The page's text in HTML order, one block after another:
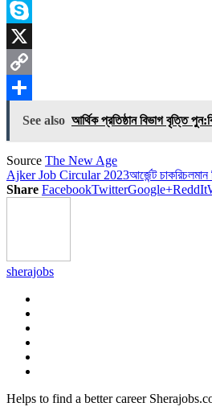
Messenger
Skype
X
Copy
Link
Share
See also আর্থিক প্রতিষ্ঠান বিভাগ বৃত্তি
Source The New Age
Ajker Job Circular 2023আর্জেন্ট চাকরিচলমান
Share FacebookTwitterGoogle+ReddIt
sherajobs
Helps to find a better career